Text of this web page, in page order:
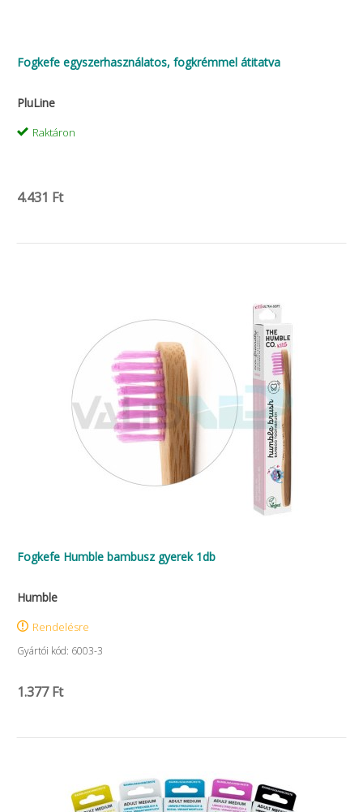
Fogkefe egyszerhasználatos, fogkrémmel átitatva
PluLine
Raktáron
4.431 Ft
Fogkefe Humble bambusz gyerek 1db
Humble
Rendelésre
Gyártói kód: 6003-3
1.377 Ft